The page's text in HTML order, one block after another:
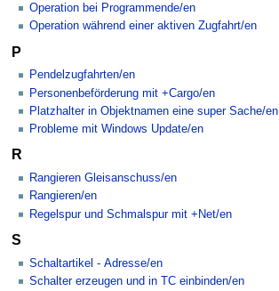
Operation bei Programmende/en
Operation während einer aktiven Zugfahrt/en
P
Pendelzugfahrten/en
Personenbeförderung mit +Cargo/en
Platzhalter in Objektnamen eine super Sache/en
Probleme mit Windows Update/en
R
Rangieren Gleisanschuss/en
Rangieren/en
Regelspur und Schmalspur mit +Net/en
S
Schaltartikel - Adresse/en
Schalter erzeugen und in TC einbinden/en